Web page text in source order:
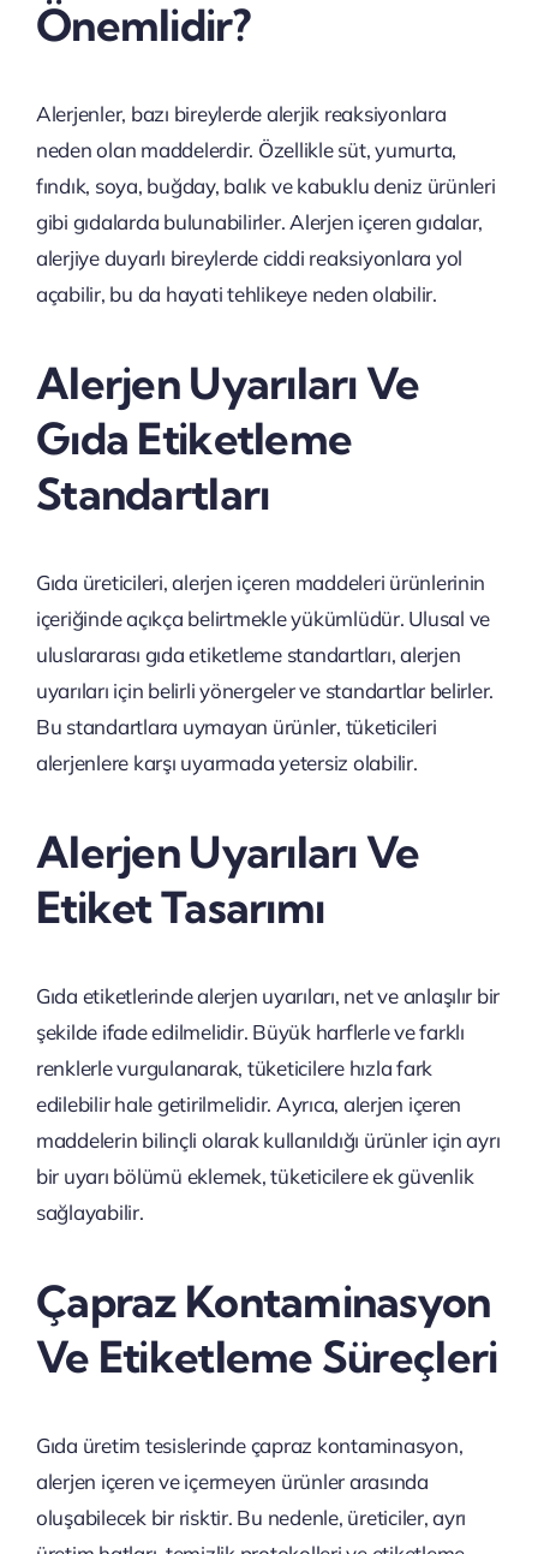
Önemlidir?
Alerjenler, bazı bireylerde alerjik reaksiyonlara
neden olan maddelerdir. Özellikle süt, yumurta,
fındık, soya, buğday, balık ve kabuklu deniz ürünleri
gibi gıdalarda bulunabilirler. Alerjen içeren gıdalar,
alerjiye duyarlı bireylerde ciddi reaksiyonlara yol
açabilir, bu da hayati tehlikeye neden olabilir.
Alerjen Uyarıları Ve
Gıda Etiketleme
Standartları
Gıda üreticileri, alerjen içeren maddeleri ürünlerinin
içeriğinde açıkça belirtmekle yükümlüdür. Ulusal ve
uluslararası gıda etiketleme standartları, alerjen
uyarıları için belirli yönergeler ve standartlar belirler.
Bu standartlara uymayan ürünler, tüketicileri
alerjenlere karşı uyarmada yetersiz olabilir.
Alerjen Uyarıları Ve
Etiket Tasarımı
Gıda etiketlerinde alerjen uyarıları, net ve anlaşılır bir
şekilde ifade edilmelidir. Büyük harflerle ve farklı
renklerle vurgulanarak, tüketicilere hızla fark
edilebilir hale getirilmelidir. Ayrıca, alerjen içeren
maddelerin bilinçli olarak kullanıldığı ürünler için ayrı
bir uyarı bölümü eklemek, tüketicilere ek güvenlik
sağlayabilir.
Çapraz Kontaminasyon
Ve Etiketleme Süreçleri
Gıda üretim tesislerinde çapraz kontaminasyon,
alerjen içeren ve içermeyen ürünler arasında
oluşabilecek bir risktir. Bu nedenle, üreticiler, ayrı